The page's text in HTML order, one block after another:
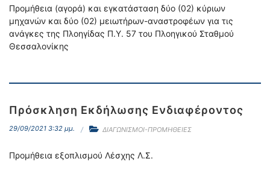
Προμήθεια (αγορά) και εγκατάσταση δύο (02) κύριων
μηχανών και δύο (02) μειωτήρων-αναστροφέων για τις
ανάγκες της Πλοηγίδας Π.Υ. 57 του Πλοηγικού Σταθμού
Θεσσαλονίκης
Πρόσκληση Εκδήλωσης Ενδιαφέροντος
29/09/2021 3:32 μμ. ΔΙΑΓΩΝΙΣΜΟΙ-ΠΡΟΜΗΘΕΙΕΣ
Προμήθεια εξοπλισμού Λέσχης Λ.Σ.